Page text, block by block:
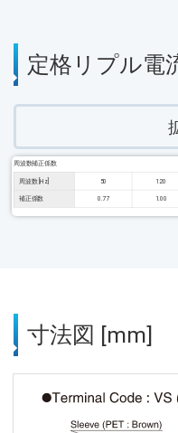
定格リプル電
周波数補正係数
周波数 [Hz] 50 120
補正係数 0.77 1.00
寸法図 [mm]